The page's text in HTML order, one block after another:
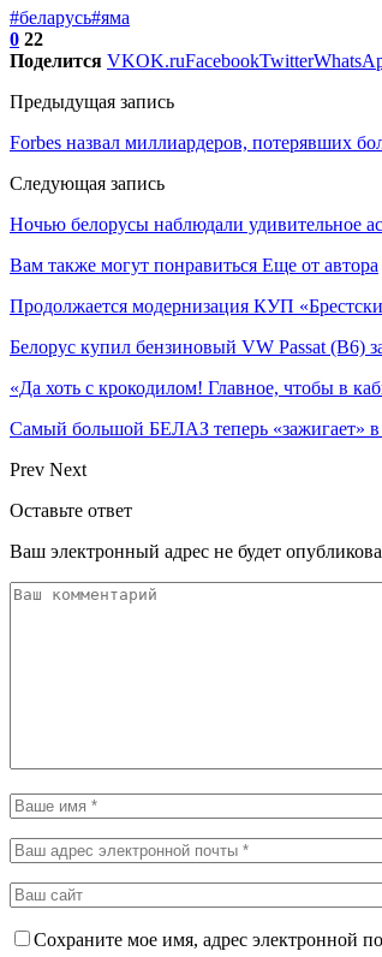
#беларусь#яма
0 22
Поделится VKOK.ruFacebookTwitter
Предыдущая запись
Forbes назвал миллиардеров, потерявших
Следующая запись
Ночью белорусы наблюдали удивительное
Вам также могут понравиться Еще от автора
Продолжается модернизация КУП
Белорус купил бензиновый VW Passat (B6)
«Да хоть с крокодилом! Главное, чтобы в
Самый большой БЕЛАЗ теперь «зажигает»
Prev Next
Оставьте ответ
Ваш электронный адрес не будет
Сохраните мое имя, адрес электронной